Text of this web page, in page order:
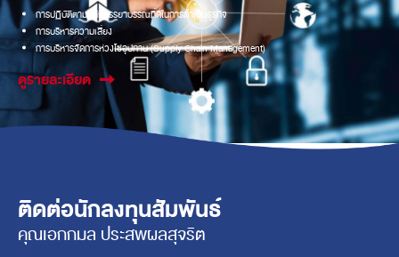
การปฏิบัติตามหลักจรรยาบรรณที่ดีในการดำเนินธุรกิจ
การบริหารความเสี่ยง
การบริหารจัดการห่วงโซ่อุปทาน (Supply Chain Management)
ดูรายละเอียด
ติดต่อนักลงทุนสัมพันธ์
คุณเอกกมล ประสพผลสุจริต